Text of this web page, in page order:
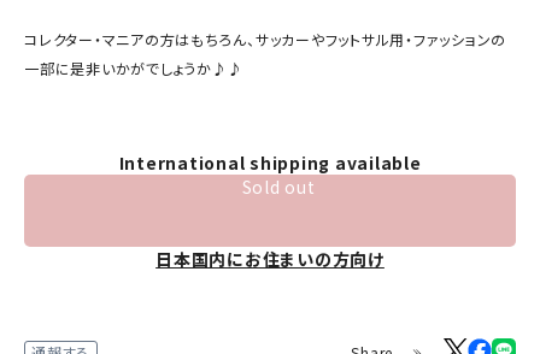
コレクター・マニアの方はもちろん、サッカーやフットサル用・ファッションの
一部に是非いかがでしょうか♪♪
International shipping available
Sold out
日本国内にお住まいの方向け